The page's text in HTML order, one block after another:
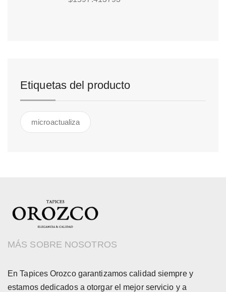
Etiquetas del producto
microactualiza
MÁS SOBRE NOSOTROS
En Tapices Orozco garantizamos calidad siempre y
estamos dedicados a otorgar el mejor servicio y a